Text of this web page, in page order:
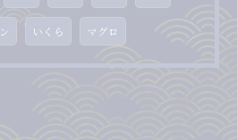
いくら マグロ